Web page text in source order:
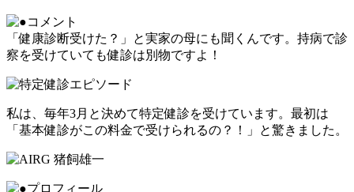
「健康診断受けた？」と実家の母にも聞くんです。持病で診
察を受けていても健診は別物ですよ！
私は、毎年3月と決めて特定健診を受けています。最初は
「基本健診がこの料金で受けられるの？！」と驚きました。